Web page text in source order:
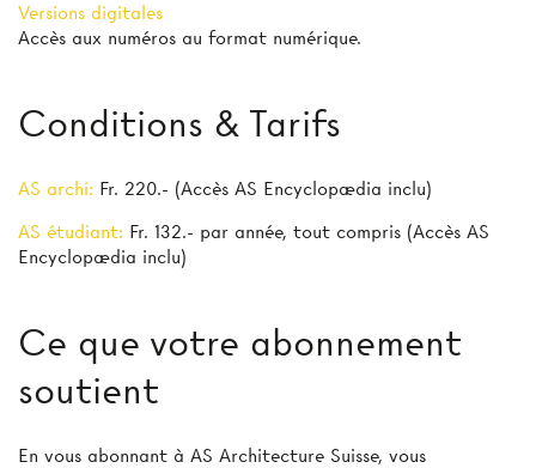
Versions digitales
Accès aux numéros au format numérique.
Conditions & Tarifs
AS archi: Fr. 220.- (Accès AS Encyclopædia inclu)
AS étudiant: Fr. 132.- par année, tout compris (Accès AS
Encyclopædia inclu)
Ce que votre abonnement
soutient
En vous abonnant à AS Architecture Suisse, vous